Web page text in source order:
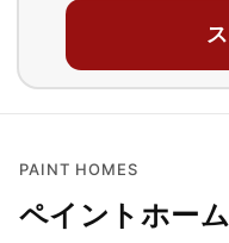
PAINT HOMES
ペイントホー